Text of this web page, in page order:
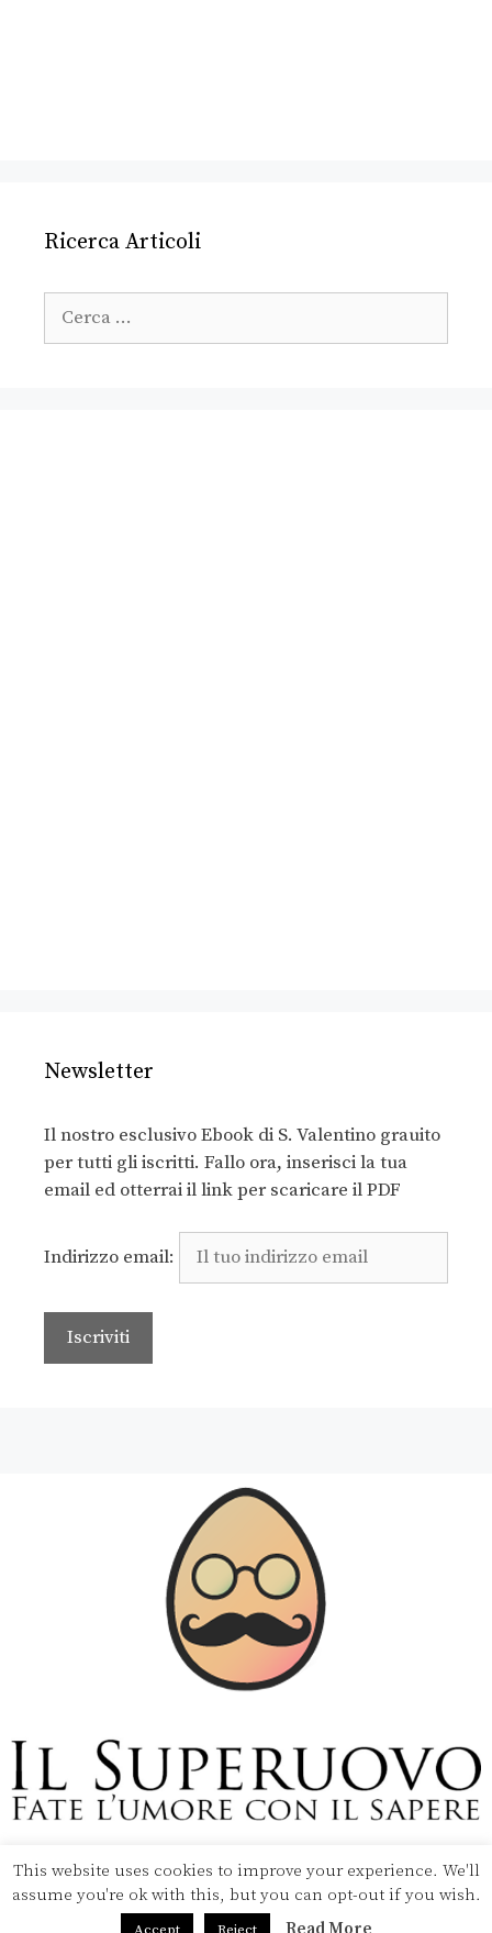
Ricerca Articoli
Newsletter
Il nostro esclusivo Ebook di S. Valentino grauito
per tutti gli iscritti. Fallo ora, inserisci la tua
email ed otterrai il link per scaricare il PDF
Indirizzo email:
Copyright © 2020 Il Superuovo — Powered by Pipool
SRL
This website uses cookies to improve your experience. We'll
assume you're ok with this, but you can opt-out if you wish.